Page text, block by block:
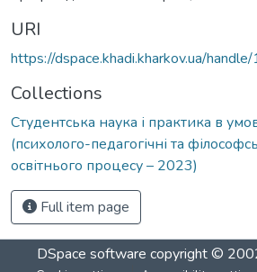
URI
https://dspace.khadi.kharkov.ua/
Collections
Студентська наука і практика в
(психолого-педагогічні та
освітнього процесу – 2023)
Full item page
DSpace software copyright ©